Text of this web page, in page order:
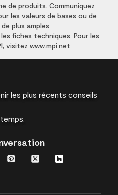
de produits. Communiquez
les valeurs de bases ou de
plus amples
fiches techniques. Pour les
visitez www.mpi.net
les plus récents conseils